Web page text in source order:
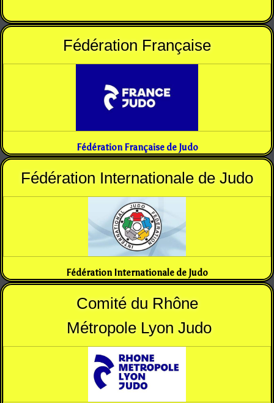
Fédération Française
Fédération Française de Judo
Fédération Internationale de Judo
Fédération Internationale de Judo
Comité du Rhône
Métropole Lyon Judo